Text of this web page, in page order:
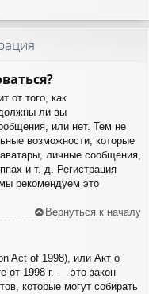
от того, как
ли вы
или нет. Тем не
возможности, которые
личные сообщения,
и т. д. Регистрация
рекомендуем это
Вернуться к началу
Act of 1998), или Акт о
от 1998 г. — это закон
которые могут собирать